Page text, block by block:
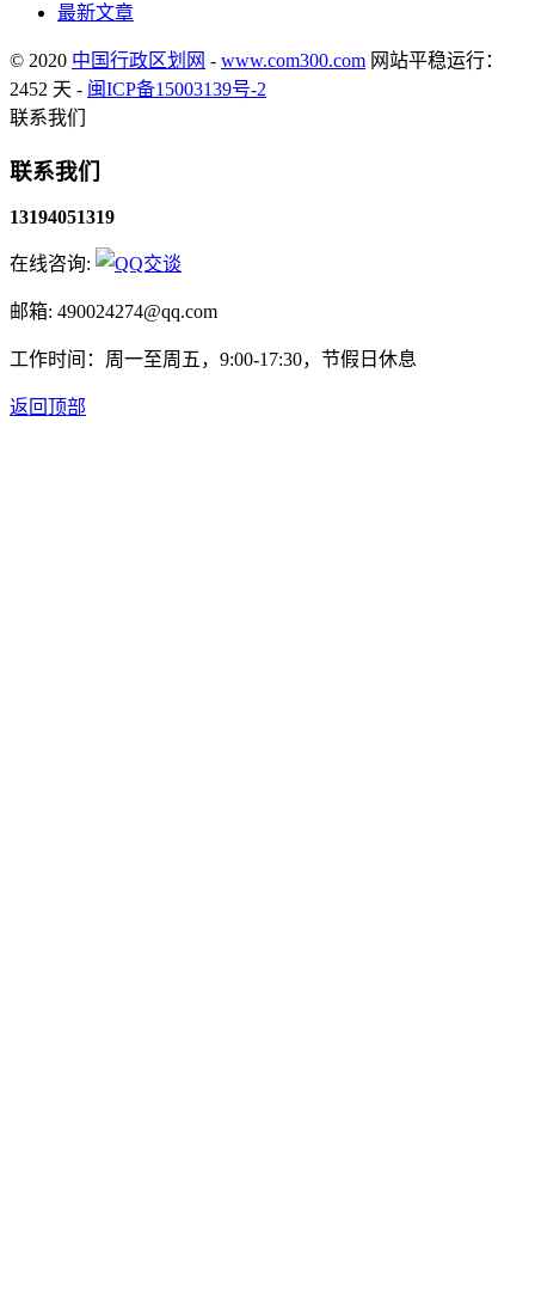
最新文章
© 2020 中国行政区划网 - www.com300.com 网站平稳运行：
2452 天 - 闽ICP备15003139号-2
联系我们
联系我们
13194051319
在线咨询:
邮箱: 490024274@qq.com
工作时间：周一至周五，9:00-17:30，节假日休息
返回顶部